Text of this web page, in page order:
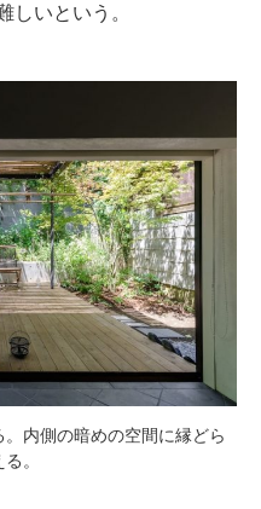
しいという。
内側の暗めの空間に縁どら
。